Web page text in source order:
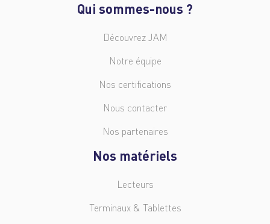
Qui sommes-nous ?
Découvrez JAM
Notre équipe
Nos certifications
Nous contacter
Nos partenaires
Nos matériels
Lecteurs
Terminaux & Tablettes